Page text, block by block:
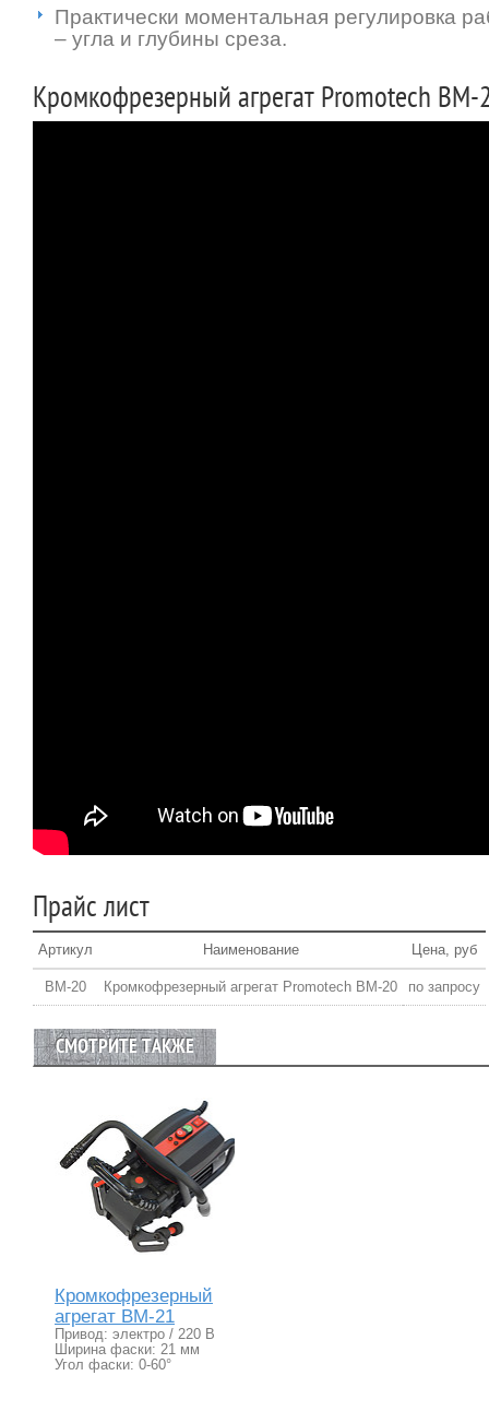
Практически моментальная регулировка
– угла и глубины среза.
Кромкофрезерный агрегат Promotech BM-
Прайс лист
Артикул Наименование Цена, руб
ВМ-20 Кромкофрезерный агрегат Promotech ВМ-20 по запросу
СМОТРИТЕ ТАКЖЕ
Кромкофрезерный
агрегат BM-21
Привод: электро / 220 В
Ширина фаски: 21 мм
Угол фаски: 0-60°